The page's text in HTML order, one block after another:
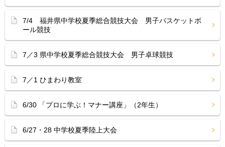
7/4 福井県中学校夏季総合競技大会 男子バスケットボ
ール競技
7／3 県中学校夏季総合競技大会 男子卓球競技
7／1 ひまわり教室
6/30 「プロに学ぶ！マナー講座」（2年生）
6/27・28 中学校夏季陸上大会